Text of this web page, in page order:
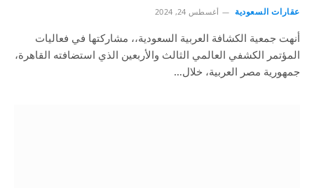
عقارات السعودية أغسطس 24, 2024
أنهت جمعية الكشافة العربية السعودية،، مشاركتها في فعاليات
المؤتمر الكشفي العالمي الثالث والأربعين الذي استضافته القاهرة،
جمهورية مصر العربية، خلال…